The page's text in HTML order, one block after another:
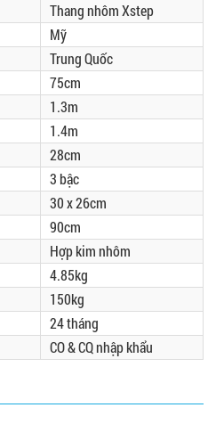
Thang nhôm Xstep
Mỹ
Trung Quốc
75cm
1.3m
1.4m
28cm
3 bậc
30 x 26cm
90cm
Hợp kim nhôm
4.85kg
150kg
24 tháng
CO & CQ nhập khẩu